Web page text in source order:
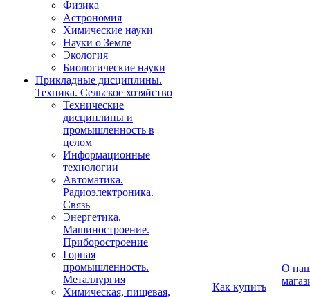
Физика
Астрономия
Химические науки
Науки о Земле
Экология
Биологические науки
Прикладные дисциплины.
Техника. Сельское хозяйство
Технические
дисциплины и
промышленность в
целом
Информационные
технологии
Автоматика.
Радиоэлектроника.
Связь
Энергетика.
Машиностроение.
Приборостроение
Горная
промышленность.
Металлургия
Химическая, пищевая,
Как купить
О